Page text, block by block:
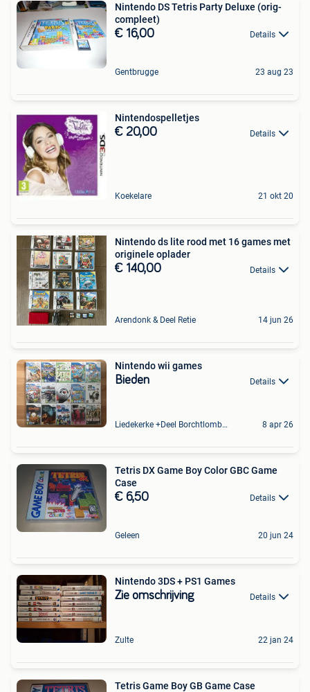
Nintendo DS Tetris Party Deluxe (orig-
compleet)
€ 16,00 Details
Gentbrugge 23 aug 23
Nintendospelletjes
€ 20,00 Details
Koekelare 21 okt 20
Nintendo ds lite rood met 16 games met
originele oplader
€ 140,00 Details
Arendonk & Deel Retie 14 jun 26
Nintendo wii games
Bieden Details
Liedekerke +Deel Borchtlombeek 8 apr 26
Tetris DX Game Boy Color GBC Game
Case
€ 6,50 Details
Geleen 20 jun 24
Nintendo 3DS + PS1 Games
Zie omschrijving Details
Zulte 22 jan 24
Tetris Game Boy GB Game Case